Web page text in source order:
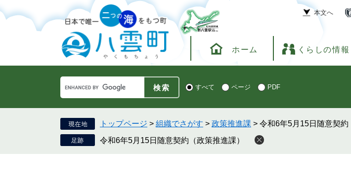
ー
で
ニ
ば
文
本文へ
ホーム くらしの情報
Google
カ
ス
タ
ム
検
検 すべて ページ PDF
トップページ > 組織でさがす > 政策推進課 > 令和6年5月15日随意契約
令和6年5月15日随意契約（政策推進課）